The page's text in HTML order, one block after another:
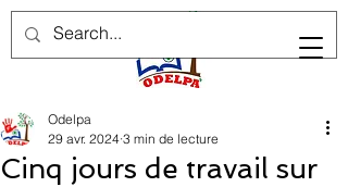
Cinq jours de travail sur
Odelpa
29 avr. 2024 3 min de lecture